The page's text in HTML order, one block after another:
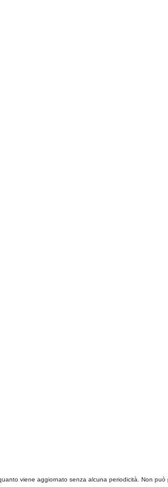
viene aggiornato senza alcuna periodicità. Non